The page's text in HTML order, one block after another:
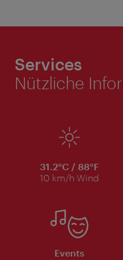
Services
Nützliche
31.2°C / 88°F
10 km/h Wind
Events